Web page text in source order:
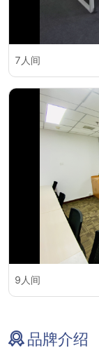
7人间
9人间
品牌介绍